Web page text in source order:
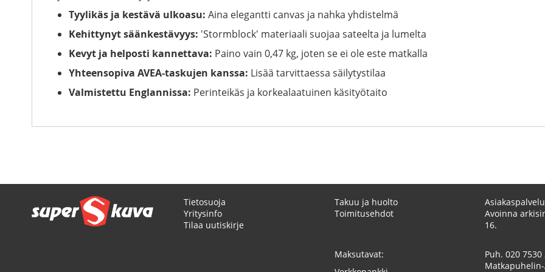
Tyylikäs ja kestävä ulkoasu: Aina elegantti canvas ja nahka yhdistelmä
Kehittynyt säänkestävyys: 'Stormblock' materiaali suojaa sateelta ja lumelta
Kevyt ja helposti kannettava: Paino vain 0,47 kg, joten se ei ole este matkalla
Yhteensopiva AVEA-taskujen kanssa: Lisää tarvittaessa säilytystilaa
Valmistettu Englannissa: Perinteikäs ja korkealaatuinen käsityötaito
Tietosuoja
Yritysinfo
Tilaa uutiskirje
Takuu ja huolto
Toimitusehdot
Maksutavat:
Asiakaspalvelu
Avoinna
16.
Puh. 020 7530